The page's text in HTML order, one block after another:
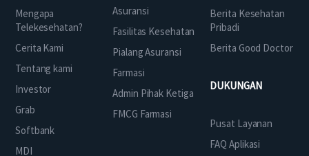
Mengapa
Telekesehatan?
Cerita Kami
Tentang kami
Investor
Grab
Softbank
MDI
Asuransi
Fasilitas Kesehatan
Pialang Asuransi
Farmasi
Admin Pihak Ketiga
FMCG Farmasi
Berita Kesehatan
Pribadi
Berita Good Doctor
DUKUNGAN
Pusat Layanan
FAQ Aplikasi